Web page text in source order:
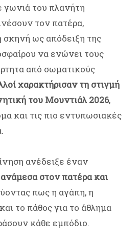
γωνιά του πλανήτη
τον πατέρα,
σκηνή ως απόδειξη της
να ενώνει τους
από σωματικούς
χαρακτήρισαν τη στιγμή
του Μουντιάλ 2026,
και τις πιο εντυπωσιακές
ανέδειξε έναν
στον πατέρα και
πως η αγάπη, η
το πάθος για το άθλημα
κάθε εμπόδιο.